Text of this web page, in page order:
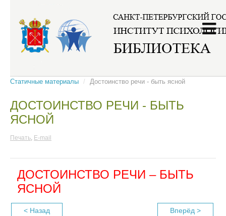
Статичные материалы / Достоинство речи - быть ясной
ДОСТОИНСТВО РЕЧИ - БЫТЬ
ЯСНОЙ
Печать, E-mail
ДОСТОИНСТВО РЕЧИ – БЫТЬ
ЯСНОЙ
< Назад Вперёд >